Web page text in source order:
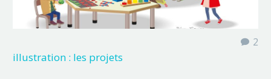
2
illustration : les projets